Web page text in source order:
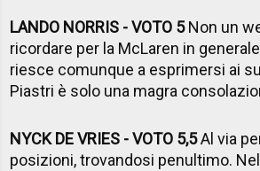
LANDO NORRIS - VOTO 5Non un
ricordare per la McLaren in
riesce comunque a esprimersi ai
Piastri è solo una magra
NYCK DE VRIES - VOTO 5,5Al via
posizioni, trovandosi penultimo.